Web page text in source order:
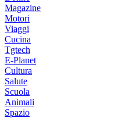
Magazine
Motori
Viaggi
Cucina
Tgtech
E-Planet
Cultura
Salute
Scuola
Animali
Spazio